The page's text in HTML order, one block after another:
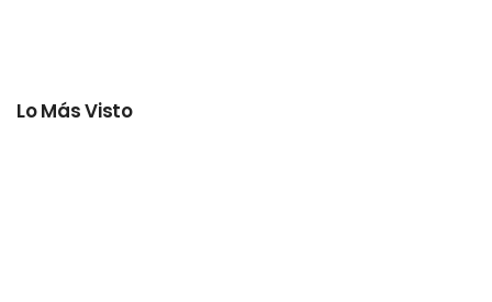
Lo Más Visto